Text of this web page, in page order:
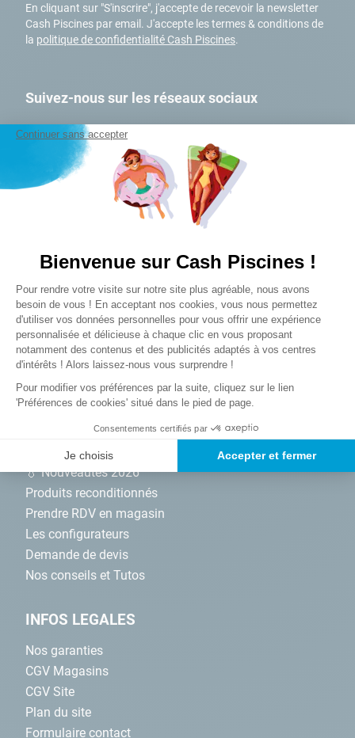
En cliquant sur "S'inscrire", j'accepte de recevoir la newsletter
Cash Piscines par email. J'accepte les termes & conditions de
la politique de confidentialité Cash Piscines.
Suivez-nous sur les réseaux sociaux
Qui sommes-nous ?
Mon Club Cash
Nos magasins
Nos engagements RSE
Nos marques
Devenez affilié
NOS SERVICES
Promotions
💧 Nouveautés 2026
Produits reconditionnés
Prendre RDV en magasin
Les configurateurs
Demande de devis
Nos conseils et Tutos
INFOS LEGALES
Nos garanties
CGV Magasins
CGV Site
Plan du site
Formulaire contact
8.
spa
9.
skimmer
Continuer sans accepter
Bienvenue sur Cash Piscines !
Plateforme de Gestion du
Pour rendre votre visite sur notre site plus agréable, nous avons
besoin de vous ! En acceptant nos cookies, vous nous permettez
d'utiliser vos données personnelles pour vous offrir une expérience
personnalisée et délicieuse à chaque clic en vous proposant
notamment des contenus et des publicités adaptés à vos centres
d'intérêts ! Alors laissez-nous vous surprendre !
Pour modifier vos préférences par la suite, cliquez sur le lien
'Préférences de cookies' situé dans le pied de page.
Consentements certifiés par
Je choisis Accepter et fermer
Axeptio consent